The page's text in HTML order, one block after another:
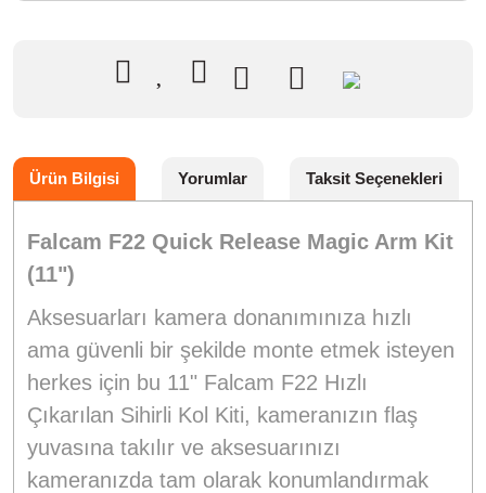
Ürün Bilgisi Yorumlar Taksit Seçenekleri
Falcam F22 Quick Release Magic Arm Kit
(11")
Aksesuarları kamera donanımınıza hızlı
ama güvenli bir şekilde monte etmek isteyen
herkes için bu 11" Falcam F22 Hızlı
Çıkarılan Sihirli Kol Kiti, kameranızın flaş
yuvasına takılır ve aksesuarınızı
kameranızda tam olarak konumlandırmak